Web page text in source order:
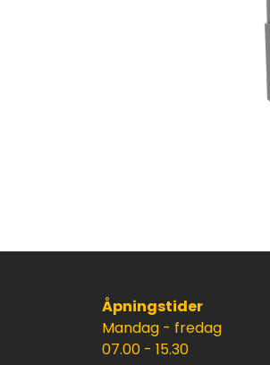
Åpningstider
Mandag - fredag
07.00 - 15.30